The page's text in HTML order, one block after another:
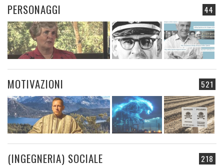
44
PERSONAGGI
521
MOTIVAZIONI
218
(INGEGNERIA) SOCIALE